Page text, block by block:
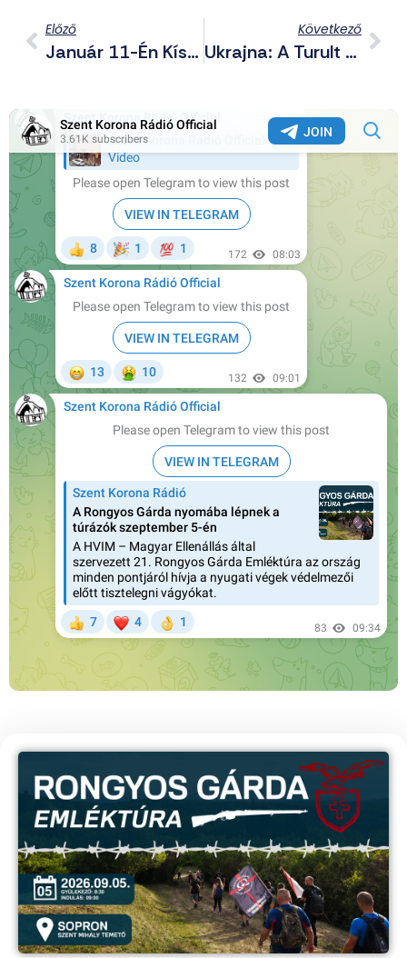
Előző
Január 11-Én Kísérjük Utolsó Útjára Nagy Lászlót, A 2006 Őszi Állami Terror Áldozatát
Következő
Ukrajna: A Turult És II. Katalint Gondolkodás Nélkül Elbontják, A Kommunista Pártfőtitkár Maradhat